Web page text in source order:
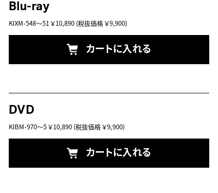
Blu-ray
KIXM-548～51￥10,890(税抜価格 ￥9,900)
カートに入れる
DVD
KIBM-970～5￥10,890(税抜価格 ￥9,900)
カートに入れる